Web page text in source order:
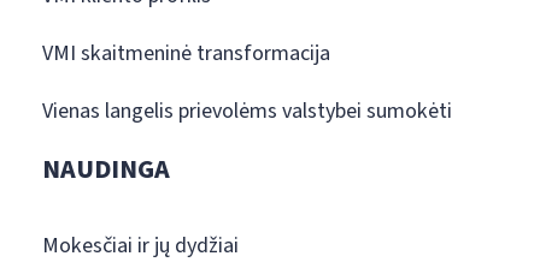
VMI skaitmeninė transformacija
Vienas langelis prievolėms valstybei sumokėti
NAUDINGA
Mokesčiai ir jų dydžiai